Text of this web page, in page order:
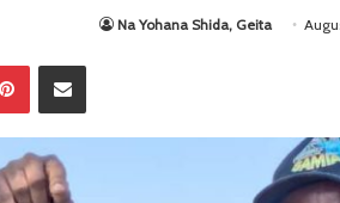
Na Yohana Shida, Geita